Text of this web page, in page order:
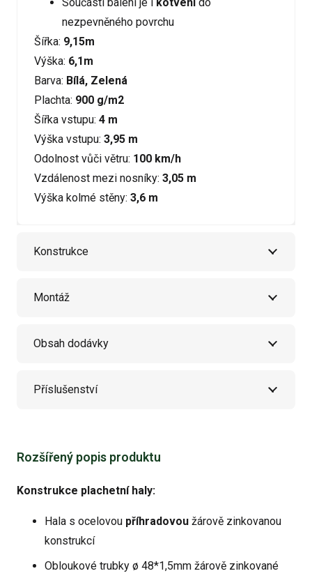
nezpevněného povrchu
Šířka: 9,15m
Výška: 6,1m
Barva: Bílá, Zelená
Plachta: 900 g/m2
Šířka vstupu: 4 m
Výška vstupu: 3,95 m
Odolnost vůči větru: 100 km/h
Vzdálenost mezi nosníky: 3,05 m
Výška kolmé stěny: 3,6 m
Konstrukce
Montáž
Obsah dodávky
Příslušenství
Rozšířený popis produktu
Konstrukce plachetní haly:
Hala s ocelovou příhradovou žárově zinkovanou
konstrukcí
Obloukové trubky ø 48*1,5mm žárově zinkované